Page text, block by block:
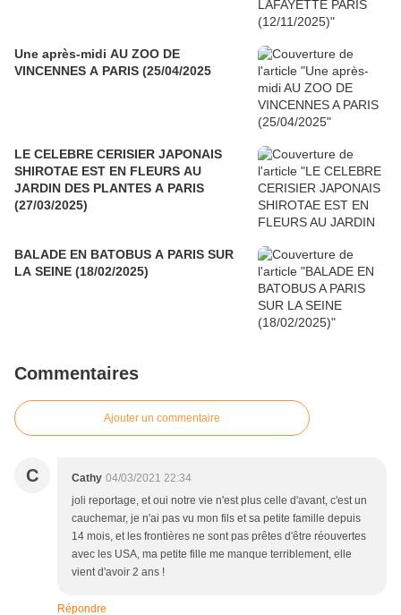
Une après-midi AU ZOO DE
VINCENNES A PARIS (25/04/2025
LE CELEBRE CERISIER JAPONAIS
SHIROTAE EST EN FLEURS AU
JARDIN DES PLANTES A PARIS
(27/03/2025)
BALADE EN BATOBUS A PARIS SUR
LA SEINE (18/02/2025)
Commentaires
Ajouter un commentaire
C Cathy 04/03/2021 22:34
joli reportage, et oui notre vie n'est plus celle d'avant, c'est un
cauchemar, je n'ai pas vu mon fils et sa petite famille depuis
14 mois, et les frontières ne sont pas prêtes d'être réouvertes
avec les USA, ma petite fille me manque terriblement, elle
vient d'avoir 2 ans !
Répondre